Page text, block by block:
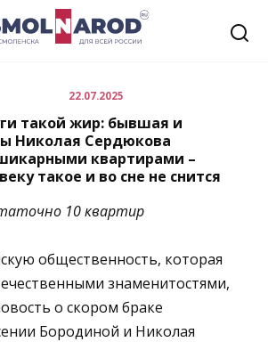
22.07.2025
такой жир: бывшая и
Николая Сердюкова
квартирами –
такое и во сне не снится
10 квартир
общественность, которая
знаменитостями,
о скором браке
Бородиной и Николая